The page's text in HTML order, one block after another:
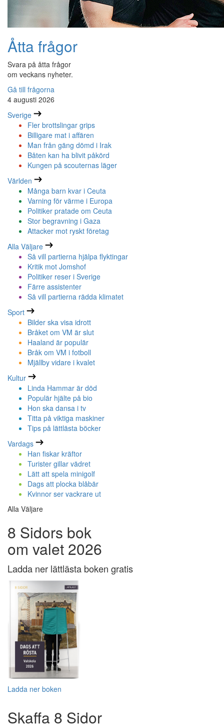
Åtta frågor
Svara på åtta frågor
om veckans nyheter.
Gå till frågorna
4 augusti 2026
Sverige
Fler brottslingar grips
Billigare mat i affären
Man från gäng dömd i Irak
Båten kan ha blivit påkörd
Kungen på scouternas läger
Världen
Många barn kvar i Ceuta
Varning för värme i Europa
Politiker pratade om Ceuta
Stor begravning i Gaza
Attacker mot ryskt företag
Alla Väljare
Så vill partierna hjälpa flyktingar
Kritik mot Jomshof
Politiker reser i Sverige
Färre assistenter
Så vill partierna rädda klimatet
Sport
Bilder ska visa idrott
Bråket om VM är slut
Haaland är populär
Bråk om VM i fotboll
Mjällby vidare i kvalet
Kultur
Linda Hammar är död
Populär hjälte på bio
Hon ska dansa i tv
Titta på viktiga maskiner
Tips på lättlästa böcker
Vardags
Han fiskar kräftor
Turister gillar vädret
Lätt att spela minigolf
Dags att plocka blåbär
Kvinnor ser vackrare ut
Alla Väljare
8 Sidors bok
om valet 2026
Ladda ner lättlästa boken gratis
Ladda ner boken
Skaffa 8 Sidor